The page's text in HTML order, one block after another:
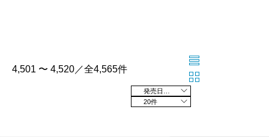
4,501 〜 4,520／全4,565件
20件